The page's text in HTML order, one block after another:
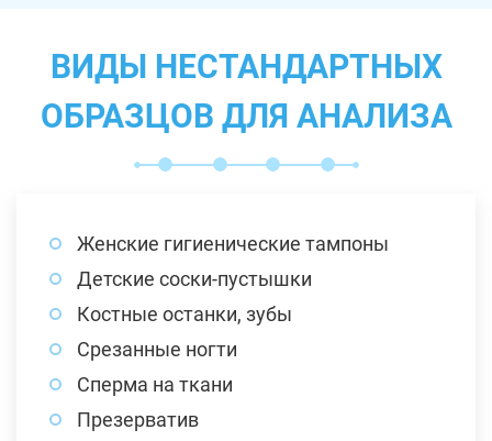
ВИДЫ НЕСТАНДАРТНЫХ
ОБРАЗЦОВ ДЛЯ АНАЛИЗА
Женские гигиенические тампоны
Детские соски-пустышки
Костные останки, зубы
Срезанные ногти
Сперма на ткани
Презерватив